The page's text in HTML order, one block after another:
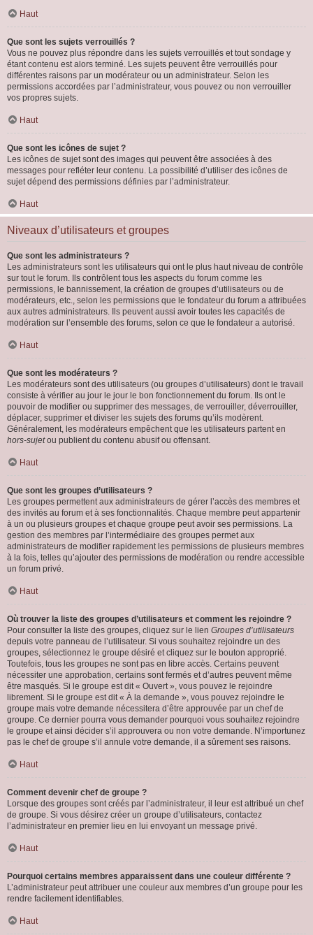
Haut
Que sont les sujets verrouillés ?
Vous ne pouvez plus répondre dans les sujets verrouillés et tout sondage y
étant contenu est alors terminé. Les sujets peuvent être verrouillés pour
différentes raisons par un modérateur ou un administrateur. Selon les
permissions accordées par l’administrateur, vous pouvez ou non verrouiller
vos propres sujets.
Haut
Que sont les icônes de sujet ?
Les icônes de sujet sont des images qui peuvent être associées à des
messages pour refléter leur contenu. La possibilité d’utiliser des icônes de
sujet dépend des permissions définies par l’administrateur.
Haut
Niveaux d’utilisateurs et groupes
Que sont les administrateurs ?
Les administrateurs sont les utilisateurs qui ont le plus haut niveau de contrôle
sur tout le forum. Ils contrôlent tous les aspects du forum comme les
permissions, le bannissement, la création de groupes d’utilisateurs ou de
modérateurs, etc., selon les permissions que le fondateur du forum a attribuées
aux autres administrateurs. Ils peuvent aussi avoir toutes les capacités de
modération sur l’ensemble des forums, selon ce que le fondateur a autorisé.
Haut
Que sont les modérateurs ?
Les modérateurs sont des utilisateurs (ou groupes d’utilisateurs) dont le travail
consiste à vérifier au jour le jour le bon fonctionnement du forum. Ils ont le
pouvoir de modifier ou supprimer des messages, de verrouiller, déverrouiller,
déplacer, supprimer et diviser les sujets des forums qu’ils modèrent.
Généralement, les modérateurs empêchent que les utilisateurs partent en
hors-sujetou publient du contenu abusif ou offensant.
Haut
Que sont les groupes d’utilisateurs ?
Les groupes permettent aux administrateurs de gérer l’accès des membres et
des invités au forum et à ses fonctionnalités. Chaque membre peut appartenir
à un ou plusieurs groupes et chaque groupe peut avoir ses permissions. La
gestion des membres par l’intermédiaire des groupes permet aux
administrateurs de modifier rapidement les permissions de plusieurs membres
à la fois, telles qu’ajouter des permissions de modération ou rendre accessible
un forum privé.
Haut
Où trouver la liste des groupes d’utilisateurs et comment les rejoindre ?
Pour consulter la liste des groupes, cliquez sur le lien Groupes d’utilisateurs
depuis votre panneau de l’utilisateur. Si vous souhaitez rejoindre un des
groupes, sélectionnez le groupe désiré et cliquez sur le bouton approprié.
Toutefois, tous les groupes ne sont pas en libre accès. Certains peuvent
nécessiter une approbation, certains sont fermés et d’autres peuvent même
être masqués. Si le groupe est dit « Ouvert », vous pouvez le rejoindre
librement. Si le groupe est dit « À la demande », vous pouvez rejoindre le
groupe mais votre demande nécessitera d’être approuvée par un chef de
groupe. Ce dernier pourra vous demander pourquoi vous souhaitez rejoindre
le groupe et ainsi décider s’il approuvera ou non votre demande. N’importunez
pas le chef de groupe s’il annule votre demande, il a sûrement ses raisons.
Haut
Comment devenir chef de groupe ?
Lorsque des groupes sont créés par l’administrateur, il leur est attribué un chef
de groupe. Si vous désirez créer un groupe d’utilisateurs, contactez
l’administrateur en premier lieu en lui envoyant un message privé.
Haut
Pourquoi certains membres apparaissent dans une couleur différente ?
L’administrateur peut attribuer une couleur aux membres d’un groupe pour les
rendre facilement identifiables.
Haut